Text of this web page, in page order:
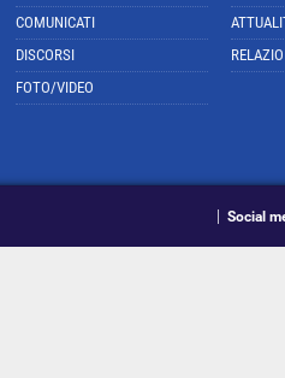
COMUNICATI
DISCORSI
FOTO/VIDEO
Social